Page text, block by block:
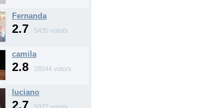
Fernanda
2.7 5435 voto/s
camila
2.8 28244 voto/s
luciano
2.7